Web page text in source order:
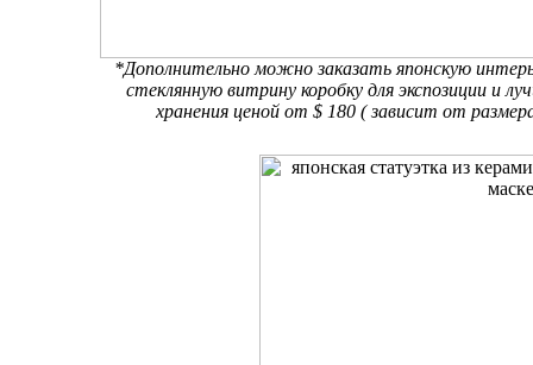
*Дополнительно можно заказать японскую
стеклянную витрину коробку для экспозиции и
хранения ценой от $ 180 ( зависит от